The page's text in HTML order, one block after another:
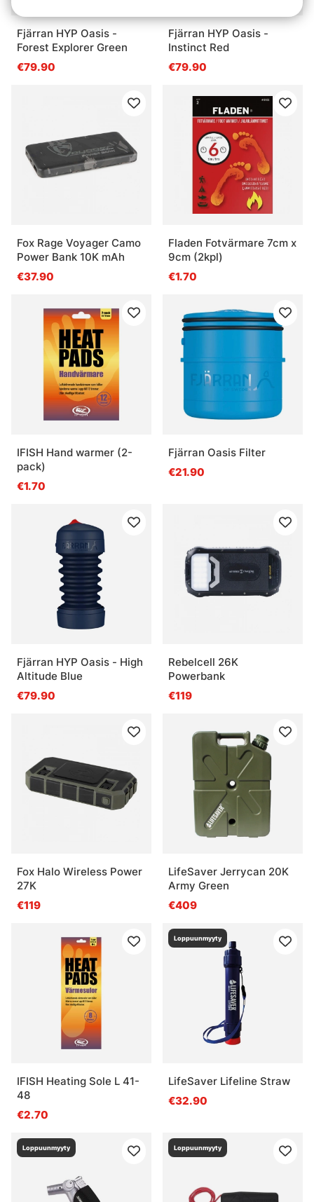
Fjärran HYP Oasis -
Forest Explorer Green
€79.90
Fjärran HYP Oasis -
Instinct Red
€79.90
Fox Rage Voyager Camo
Power Bank 10K mAh
€37.90
Fladen Fotvärmare 7cm x
9cm (2kpl)
€1.70
IFISH Hand warmer (2-
pack)
€1.70
Fjärran Oasis Filter
€21.90
Fjärran HYP Oasis - High
Altitude Blue
€79.90
Rebelcell 26K
Powerbank
€119
Fox Halo Wireless Power
27K
€119
LifeSaver Jerrycan 20K
Army Green
€409
IFISH Heating Sole L 41-
48
€2.70
Loppuunmyyty
LifeSaver Lifeline Straw
€32.90
Loppuunmyyty Loppuunmyyty